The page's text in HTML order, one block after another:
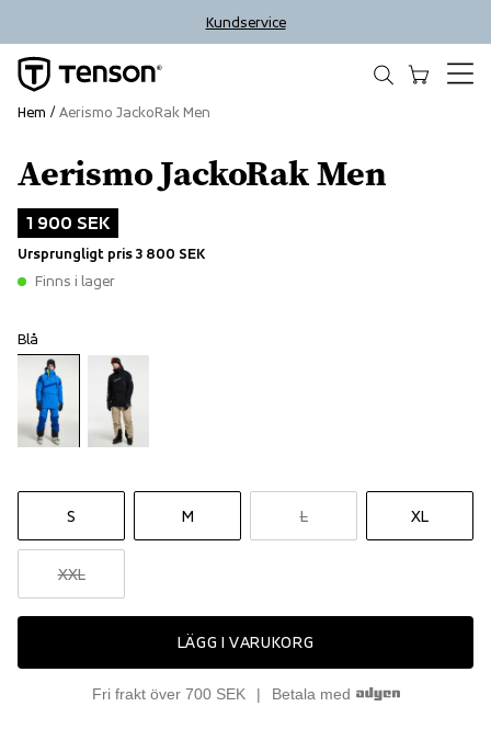
Kundservice
Aerismo JackoRak Men
1 900 SEK
Ursprungligt pris3 800 SEK
Finns i lager
Blå
S M L XL
XXL
LÄGG I VARUKORG
Fri frakt över 700 SEK Betala med
Hem Aerismo JackoRak Men
Outlet